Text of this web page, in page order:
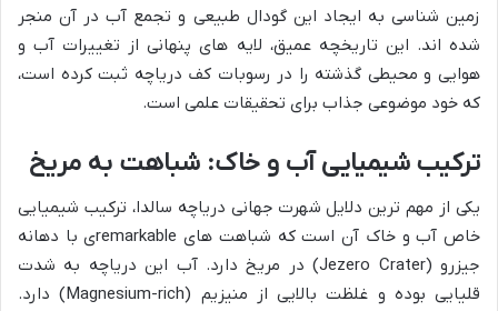
زمین شناسی به ایجاد این گودال طبیعی و تجمع آب در آن منجر
شده اند. این تاریخچه عمیق، لایه های پنهانی از تغییرات آب و
هوایی و محیطی گذشته را در رسوبات کف دریاچه ثبت کرده است،
که خود موضوعی جذاب برای تحقیقات علمی است.
ترکیب شیمیایی آب و خاک: شباهت به مریخ
یکی از مهم ترین دلایل شهرت جهانی دریاچه سالدا، ترکیب شیمیایی
خاص آب و خاک آن است که شباهت های remarkableی با دهانه
جیزرو (Jezero Crater) در مریخ دارد. آب این دریاچه به شدت
قلیایی بوده و غلظت بالایی از منیزیم (Magnesium-rich) دارد.